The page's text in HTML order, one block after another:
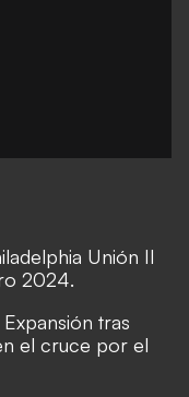
Unión II
2024.
tras
el cruce por el